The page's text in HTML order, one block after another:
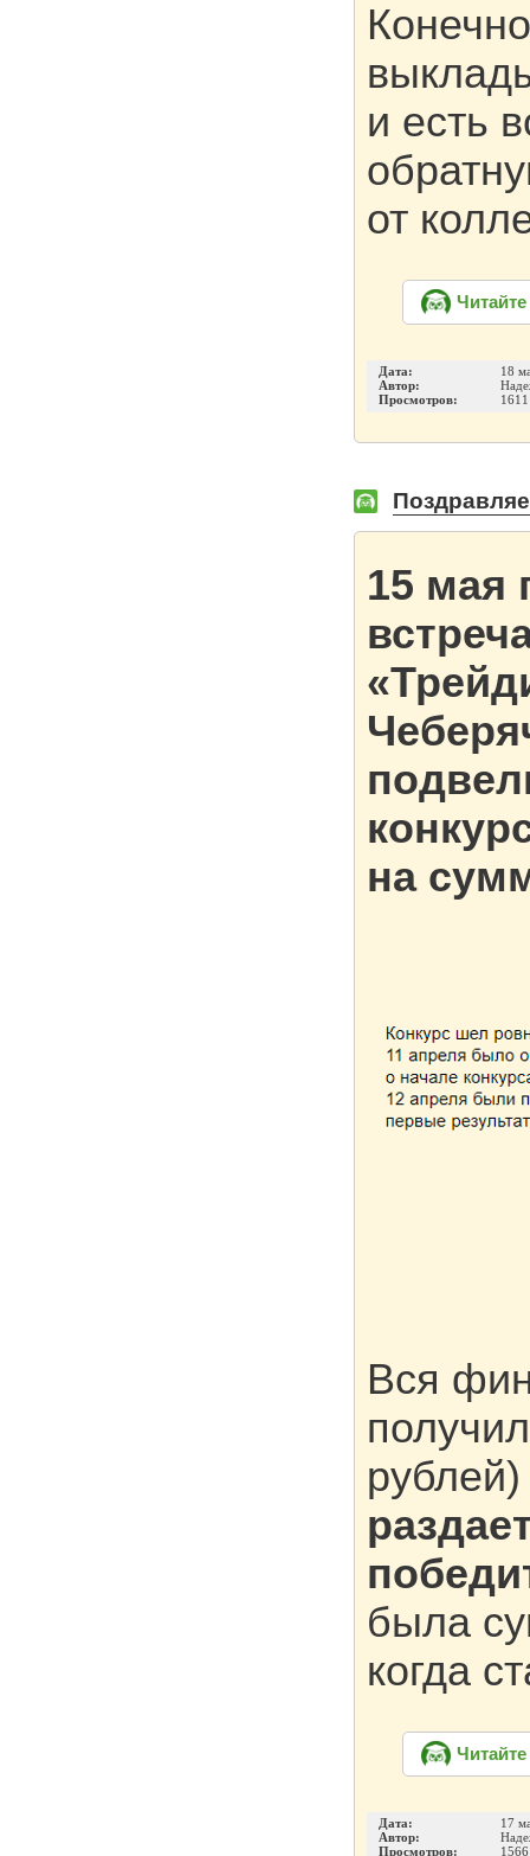
и есть
от
Дата:
18
Автор:
Просмотров:
1611
15 мая
«
на
Вся
была
когда
Дата:
17
Автор:
Просмотров:
1566